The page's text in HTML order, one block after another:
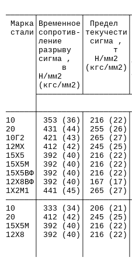
Марка│Временное│
стали│сопротив-
│ление    │ сигма ,
│разрыву  │      т
│сигма ,  │  Н/мм2
│     в   │(кгс/
│Н/мм2    │
│(кгс/мм2)│
│
10    │ 353 (36)│ 216
20    │ 431 (44)│ 255
10Г2  │ 421 (43)│ 265
12МХ  │ 412 (42)│ 245
15Х5  │ 392 (40)│ 216
15Х5М │ 392 (40)│ 216
15Х5ВФ│ 392 (40)│ 216
12Х8ВФ│ 392 (40)│ 167
1Х2М1 │ 441 (45)│ 265
10    │ 333 (34)│ 206
20    │ 412 (42)│ 245
15Х5М │ 392 (40)│ 216
12Х8  │ 392 (40)│ 216